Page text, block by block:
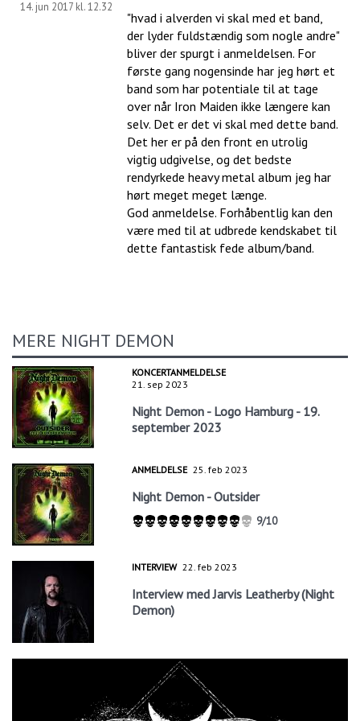
14. jun 2017 kl. 12.32
"hvad i alverden vi skal med et band,
der lyder fuldstændig som nogle andre"
bliver der spurgt i anmeldelsen. For
første gang nogensinde har jeg hørt et
band som har potentiale til at tage
over når Iron Maiden ikke længere kan
selv. Det er det vi skal med dette band.
Det her er på den front en utrolig
vigtig udgivelse, og det bedste
rendyrkede heavy metal album jeg har
hørt meget meget længe.
God anmeldelse. Forhåbentlig kan den
være med til at udbrede kendskabet til
dette fantastisk fede album/band.
MERE NIGHT DEMON
KONCERTANMELDELSE
21. sep 2023
Night Demon - Logo Hamburg - 19.
september 2023
ANMELDELSE 25. feb 2023
Night Demon - Outsider
9/10
INTERVIEW 22. feb 2023
Interview med Jarvis Leatherby (Night
Demon)